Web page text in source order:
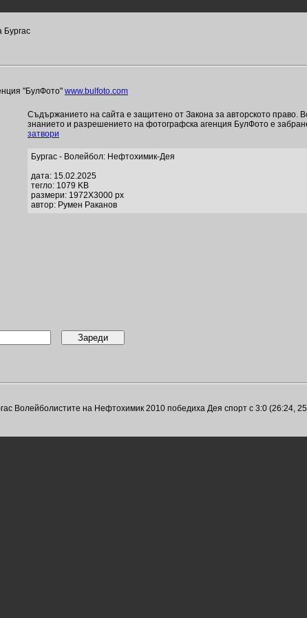
Бургас
"БулФото" www.bulfoto.com
Съдържанието на сайта е защитено от Закона за авторското право.
знанието и разрешението на фотографска агенция БулФото е
затвори
Бургас - Волейбол: Нефтохимик-Дея
дата: 15.02.2025
тегло: 1079 KB
размери: 1972X3000 px
автор: Румен Раканов
Волейболистите на Нефтохимик 2010 победиха Дея спорт с 3:0 (26:24,